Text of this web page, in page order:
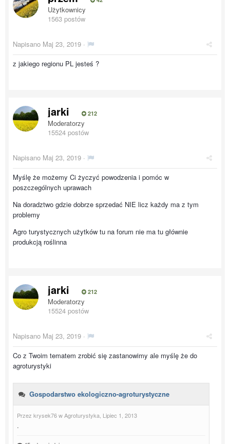
Użytkownicy
1563 postów
Napisano Maj 23, 2019 ·
z jakiego regionu PL jesteś ?
jarki 212
Moderatorzy
15524 postów
Napisano Maj 23, 2019 ·
Myślę że możemy Ci życzyć powodzenia i pomóc w
poszczególnych uprawach
Na doradztwo gdzie dobrze sprzedać NIE licz każdy ma z tym
problemy
Agro turystycznych użytków tu na forum nie ma tu głównie
produkcją roślinna
jarki 212
Moderatorzy
15524 postów
Napisano Maj 23, 2019 ·
Co z Twoim tematem zrobić się zastanowimy ale myślę że do
agroturystyki